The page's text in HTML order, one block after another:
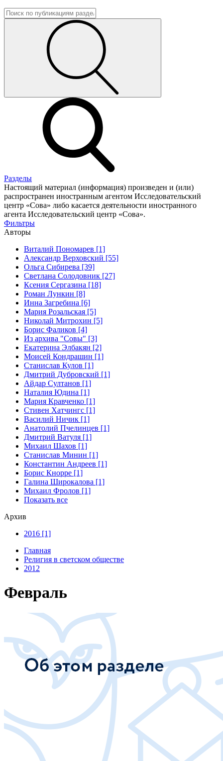
Разделы
Настоящий материал (информация) произведен и (или)
распространен иностранным агентом Исследовательский
центр «Сова» либо касается деятельности иностранного
агента Исследовательский центр «Сова».
Фильтры
Авторы
Виталий Пономарев [1]
Александр Верховский [55]
Ольга Сибирева [39]
Светлана Солодовник [27]
Ксения Сергазина [18]
Роман Лункин [8]
Инна Загребина [6]
Мария Розальская [5]
Николай Митрохин [5]
Борис Фаликов [4]
Из архива "Совы" [3]
Екатерина Элбакян [2]
Моисей Кондрашин [1]
Станислав Кулов [1]
Дмитрий Дубровский [1]
Айдар Султанов [1]
Наталия Юдина [1]
Мария Кравченко [1]
Стивен Хатчингс [1]
Василий Ничик [1]
Анатолий Пчелинцев [1]
Дмитрий Ватуля [1]
Михаил Шахов [1]
Станислав Минин [1]
Константин Андреев [1]
Борис Кнорре [1]
Галина Широкалова [1]
Михаил Фролов [1]
Показать все
Архив
2016 [1]
Главная
Религия в светском обществе
2012
Февраль